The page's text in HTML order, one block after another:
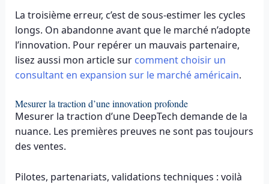
La troisième erreur, c’est de sous-estimer les cycles
longs. On abandonne avant que le marché n’adopte
l’innovation. Pour repérer un mauvais partenaire,
lisez aussi mon article sur comment choisir un
consultant en expansion sur le marché américain.
Mesurer la traction d’une innovation profonde
Mesurer la traction d’une DeepTech demande de la
nuance. Les premières preuves ne sont pas toujours
des ventes.
Pilotes, partenariats, validations techniques : voilà